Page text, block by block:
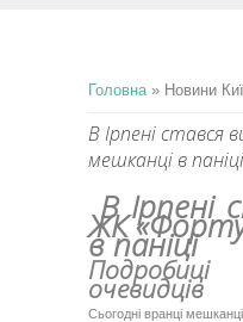
Головна » Новини
В Ірпені стався
мешканці в паніці
В Ірпені
ЖК
в паніці
очевидців
Сьогодні вранці